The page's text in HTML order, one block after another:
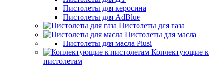
Пистолеты для керосина
Пистолеты для AdBlue
Пистолеты для газа
Пистолеты для масла
Пистолеты для масла Piusi
Коплектующие к
пистолетам